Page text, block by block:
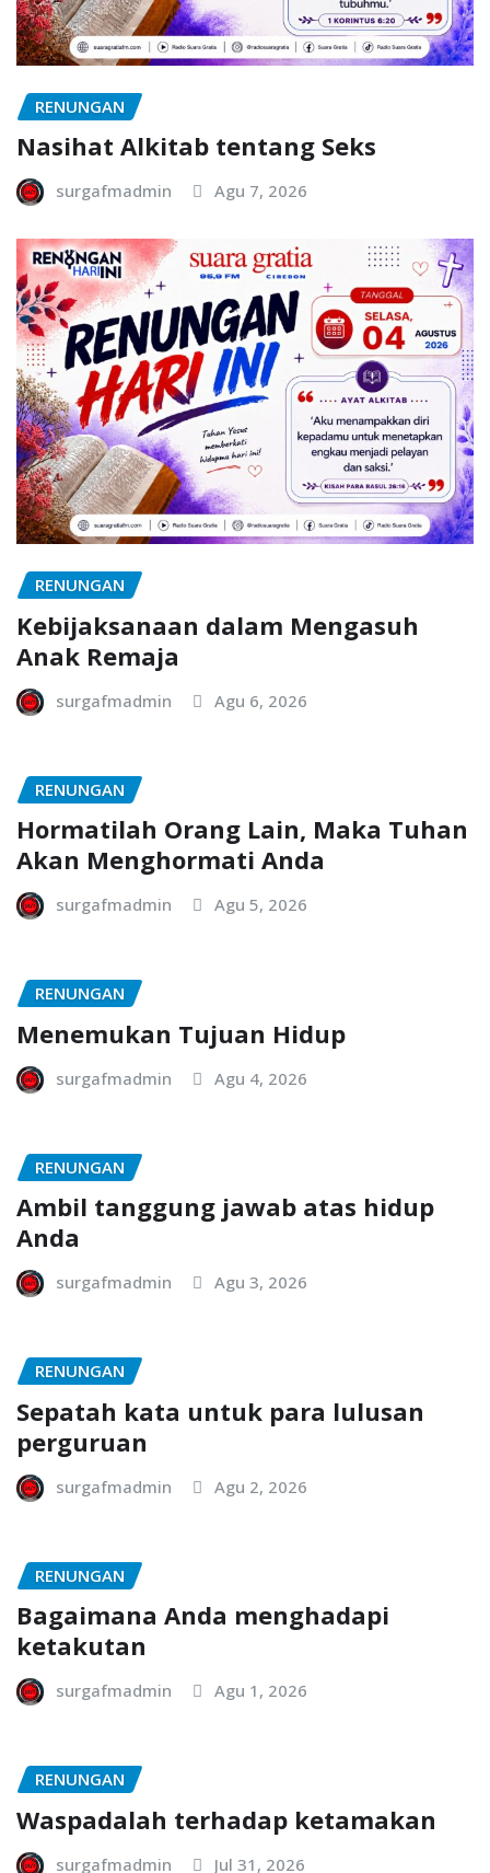
RENUNGAN
Nasihat Alkitab tentang Seks
surgafmadmin Agu 7, 2026
RENUNGAN
Kebijaksanaan dalam Mengasuh
Anak Remaja
surgafmadmin Agu 6, 2026
RENUNGAN
Hormatilah Orang Lain, Maka Tuhan
Akan Menghormati Anda
surgafmadmin Agu 5, 2026
RENUNGAN
Menemukan Tujuan Hidup
surgafmadmin Agu 4, 2026
RENUNGAN
Ambil tanggung jawab atas hidup
Anda
surgafmadmin Agu 3, 2026
RENUNGAN
Sepatah kata untuk para lulusan
perguruan
surgafmadmin Agu 2, 2026
RENUNGAN
Bagaimana Anda menghadapi
ketakutan
surgafmadmin Agu 1, 2026
RENUNGAN
Waspadalah terhadap ketamakan
surgafmadmin Jul 31, 2026